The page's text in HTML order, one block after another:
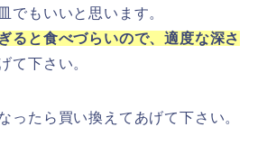
でもいいと思います。
ると食べづらいので、適度な深さ
て下さい。
ったら買い換えてあげて下さい。